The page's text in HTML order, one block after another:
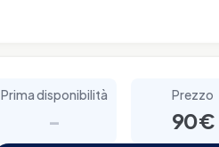
Prima disponibilità
-
Prezzo
90€